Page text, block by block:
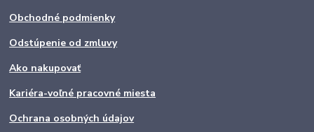
Obchodné podmienky
Odstúpenie od zmluvy
Ako nakupovať
Kariéra-voľné pracovné miesta
Ochrana osobných údajov